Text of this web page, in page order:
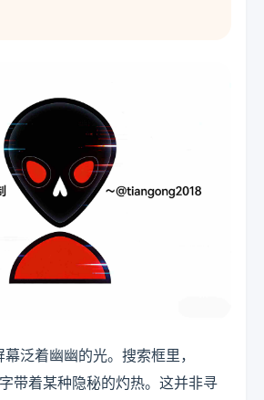
泛着幽幽的光。搜索框里，
带着某种隐秘的灼热。这并非寻